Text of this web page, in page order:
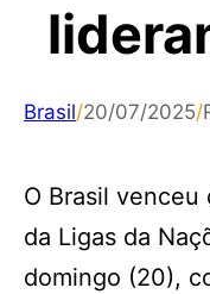
Brasil/20/07/2025/
O Brasil
da Ligas da
domingo (20),